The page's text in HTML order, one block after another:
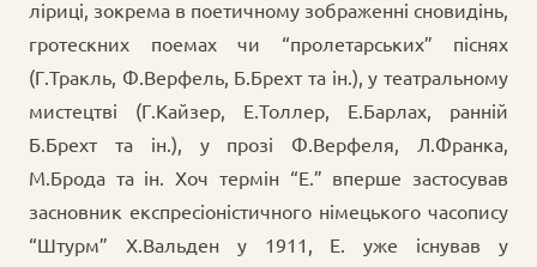
ліриці, зокрема в поетичному зображенні сновидінь,
гротескних поемах чи “пролетарських” піснях
(Г.Тракль, Ф.Верфель, Б.Брехт та ін.), у театральному
мистецтві (Г.Кайзер, Е.Толлер, Е.Барлах, ранній
Б.Брехт та ін.), у прозі Ф.Верфеля, Л.Франка,
М.Брода та ін. Хоч термін “Е.” вперше застосував
засновник експресіоністичного німецького часопису
“Штурм” Х.Вальден у 1911, Е. уже існував у